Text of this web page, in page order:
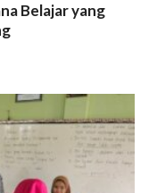
Belajar yang